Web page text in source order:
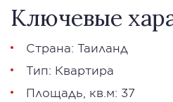
Ключевые
Страна: Таиланд
Тип: Квартира
Площадь, кв.м: 37